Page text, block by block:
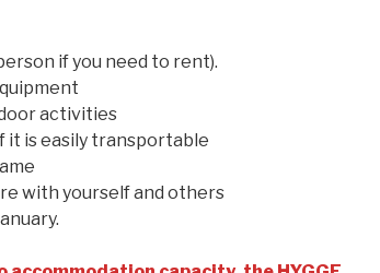
if you need to rent).
activities
it is easily transportable
with yourself and others